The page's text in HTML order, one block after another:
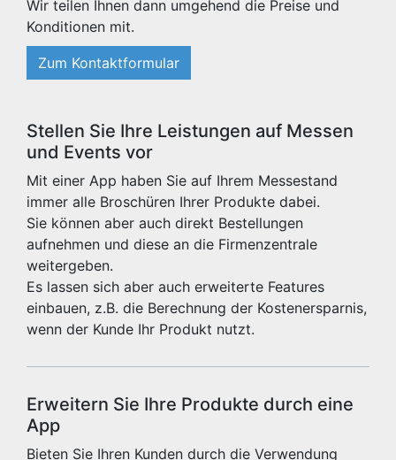
Wir teilen Ihnen dann umgehend die Preise und
Konditionen mit.
Zum Kontaktformular
Stellen Sie Ihre Leistungen auf Messen
und Events vor
Mit einer App haben Sie auf Ihrem Messestand
immer alle Broschüren Ihrer Produkte dabei.
Sie können aber auch direkt Bestellungen
aufnehmen und diese an die Firmenzentrale
weitergeben.
Es lassen sich aber auch erweiterte Features
einbauen, z.B. die Berechnung der Kostenersparnis,
wenn der Kunde Ihr Produkt nutzt.
Erweitern Sie Ihre Produkte durch eine
App
Bieten Sie Ihren Kunden durch die Verwendung